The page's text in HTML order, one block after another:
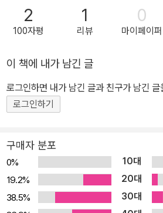
작을 해 보며 표현력을 키우고, 성취감을 느낄
아주 고요했어요. 아무것도 움직이지 않았지요. 갑자기 나무
다란 눈이 보여요. 과연 누구의 눈일까요?
2
100자평
1
리뷰
0
마이페이퍼
이 책에 내가 남긴 글
로그인하면 내가 남긴 글과 친구가 남긴
로그인하기
구매자 분포
0% 10대
19.2%
20대
38.5%
30대